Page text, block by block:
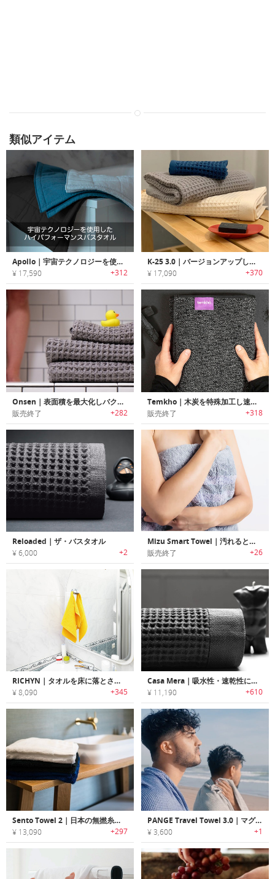
類似アイテム
Apollo｜宇宙テクノロジーを使用したハイパフォーマンスバスタオル「アポロ」
¥ 17,590 +312
K-25 3.0｜バージョンアップした乾性に優れ臭いが残らないコットンスマートタオル「K25 3.0」
¥ 17,090 +370
Onsen｜表面積を最大化しバクテリアの繁殖を抑える吸収性・速乾性に優れたタオル「オンセン」
販売終了 +282
Temkho｜木炭を特殊加工し速乾燥・抗菌防臭効果に優れたチャコールタオル
販売終了 +318
Reloaded｜ザ・バスタオル
¥ 6,000 +2
Mizu Smart Towel｜汚れるとカラーが変わり洗濯のタイミングがわかる高機能タオル「ミズ」
販売終了 +26
RICHYN｜タオルを床に落とさないマートタオルホルダー「リッチニー」
¥ 8,090 +345
Casa Mera｜吸水性・速乾性に優れたラッフル織りバスタオル「カサ・メラ」
¥ 11,190 +610
Sento Towel 2｜日本の無撚糸テクノロジーを使用したラグジュアリータオル「セントータオル2」
¥ 13,090 +297
PANGE Travel Towel 3.0｜マグネットでどこにでも吊るせるエコフレンドリートラベルタオル
¥ 3,600 +1